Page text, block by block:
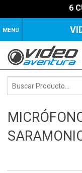
6
MENU